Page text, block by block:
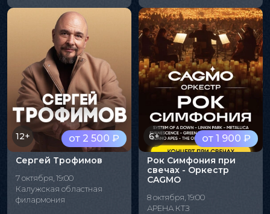
от 2 500 ₽
12+
Сергей Трофимов
7 октября, 19:00
Калужская областная
филармония
от 1 900 ₽
6+
Рок Симфония при
свечах - Оркестр
CAGMO
8 октября, 19:00
АРЕНА КТЗ